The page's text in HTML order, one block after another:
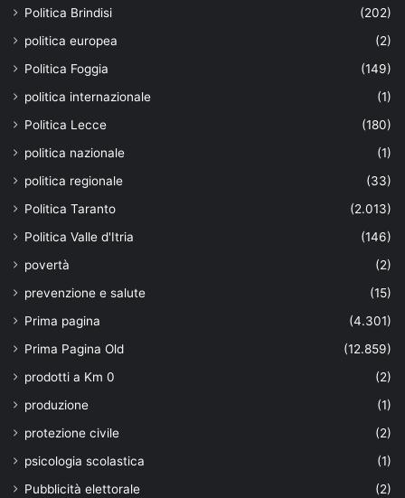
Politica Brindisi
(202)
politica europea
(2)
Politica Foggia
(149)
politica internazionale
(1)
Politica Lecce
(180)
politica nazionale
(1)
politica regionale
(33)
Politica Taranto
(2.013)
Politica Valle d'Itria
(146)
povertà
(2)
prevenzione e salute
(15)
Prima pagina
(4.301)
Prima Pagina Old
(12.859)
prodotti a Km 0
(2)
produzione
(1)
protezione civile
(2)
psicologia scolastica
(1)
Pubblicità elettorale
(2)